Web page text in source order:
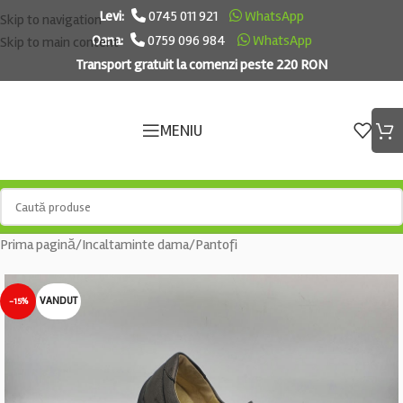
Skip to navigation
Skip to main content
Levi: 0745 011 921
WhatsApp
Oana:
0759 096 984
WhatsApp
Transport gratuit la comenzi peste 220 RON
MENIU
Prima pagină/Incaltaminte dama/Pantofi
-15% VANDUT